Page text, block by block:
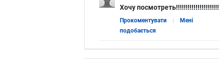
Хочу
Прокоментувати
Мені
подобається